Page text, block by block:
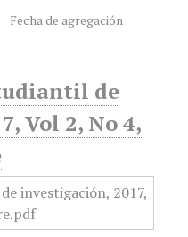
Fecha de agregación
de
Vol 2, No 4,